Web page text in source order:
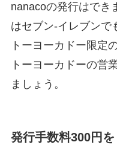
nanacoの発行はでき
はセブン-イレブンで
トーヨーカドー限定
トーヨーカドーの営
ましょう。
発行手数料300円